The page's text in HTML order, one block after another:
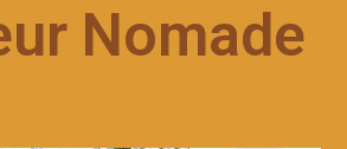
Nomade